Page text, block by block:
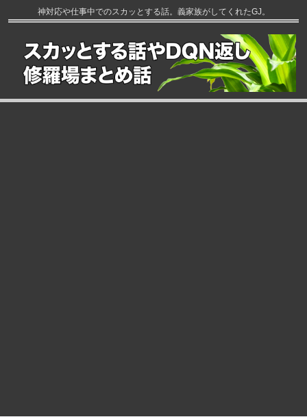
神対応や仕事中でのスカッとする話。義家族がしてくれたGJ。